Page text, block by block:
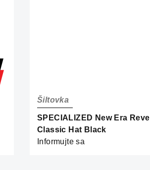
SPECIALIZED New Era Revel
Classic Hat Black
Šiltovka
Informujte sa